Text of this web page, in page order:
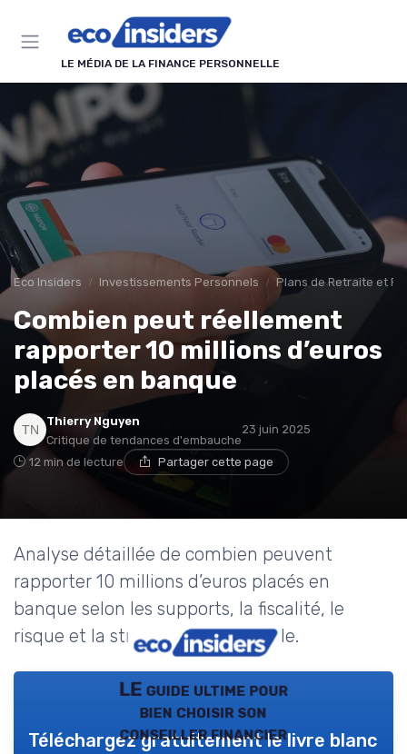
LE MÉDIA DE LA FINANCE PERSONNELLE
Eco Insiders Investissements Personnels Plans de Retraite et
Combien peut réellement
rapporter 10 millions d’euros
placés en banque
Thierry Nguyen
Critique de tendances d'embauche
23 juin 2025
12 min de lecture Partager cette page
Analyse détaillée de combien peuvent
rapporter 10 millions d’euros placés en
banque selon les supports, la fiscalité, le
risque et la stratégie patrimoniale.
LE guide ultime pour
bien choisir son
conseiller financier
Téléchargez gratuitement le livre blanc